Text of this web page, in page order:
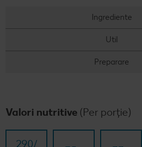
Ingrediente
Util
Preparare
Valori nutritive (Per porție)
290/​